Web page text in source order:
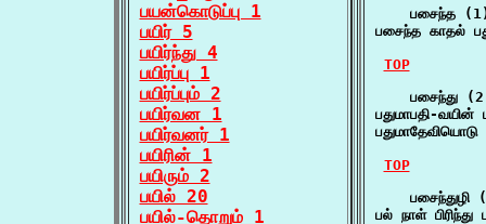
பயன்கொடுப்பு 1
பயிர் 5
பயிர்ந்து 4
பயிர்ப்பு 1
பயிர்ப்பும் 2
பயிர்வன 1
பயிர்வனர் 1
பயிரின் 1
பயிரும் 2
பயில் 20
பயில்-தொறும் 1
பசைந்த
பசைந்த காதல்
TOP
பசைந்து
பதுமாபதி-
TOP
பசைந்துழி
பல் நாள்